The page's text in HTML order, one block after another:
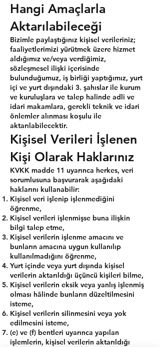
Hangi Amaçlarla
Aktarılabileceği
Bizimle paylaştığınız kişisel verileriniz;
faaliyetlerimizi yürütmek üzere hizmet
aldığımız ve/veya verdiğimiz,
sözleşmesel ilişki içerisinde
bulunduğumuz, iş birliği yaptığımız, yurt
içi ve yurt dışındaki 3. şahıslar ile kurum
ve kuruluşlara ve talep halinde adli ve
idari makamlara, gerekli teknik ve idari
önlemler alınması koşulu ile
aktarılabilecektir.
Kişisel Verileri İşlenen
Kişi Olarak Haklarınız
KVKK madde 11 uyarınca herkes, veri
sorumlusuna başvurarak aşağıdaki
haklarını kullanabilir:
Kişisel veri işlenip işlenmediğini
öğrenme,
Kişisel verileri işlenmişse buna ilişkin
bilgi talep etme,
Kişisel verilerin işlenme amacını ve
bunların amacına uygun kullanılıp
kullanılmadığını öğrenme,
Yurt içinde veya yurt dışında kişisel
verilerin aktarıldığı üçüncü kişileri bilme,
Kişisel verilerin eksik veya yanlış işlenmiş
olması hâlinde bunların düzeltilmesini
isteme,
Kişisel verilerin silinmesini veya yok
edilmesini isteme,
(e) ve (f) bentleri uyarınca yapılan
işlemlerin, kişisel verilerin aktarıldığı